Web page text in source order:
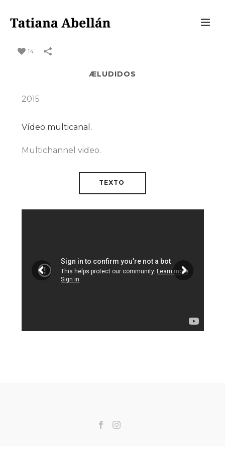
14
ÆLUDIDOS
2015
Vídeo multicanal.
Multichannel video.
TEXTO